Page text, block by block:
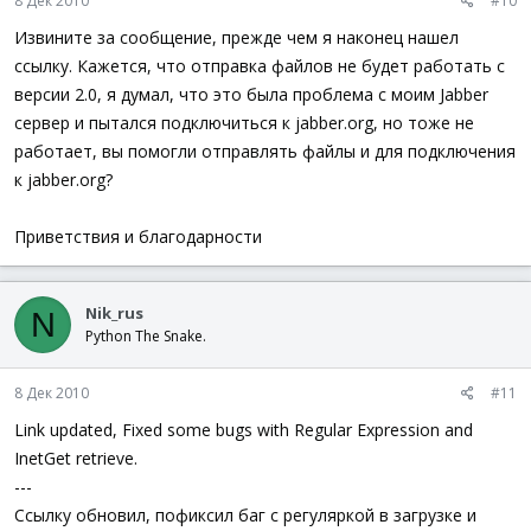
Синтаксис плагина
Код:
_RegisterPlugin( "команда, на которую реагировать
Func _ВашаФункция($от_ кого,$тело _сообщения,$sock
; тут весь функционал...
История версий:
Спойлер
Извините за сообщение, прежде чем я наконец нашел
ссылку. Кажется, что отправка файлов не будет работать с
версии 2.0, я думал, что это была проблема с моим Jabber
сервер и пытался подключиться к jabber.org, но тоже не
работает, вы помогли отправлять файлы и для подключения
к jabber.org?
Приветствия и благодарности
N Nik_rus
Python The Snake.
8 Дек 2010 #11
Link updated, Fixed some bugs with Regular Expression and
InetGet retrieve.
---
Ссылку обновил, пофиксил баг с регуляркой в загрузке и